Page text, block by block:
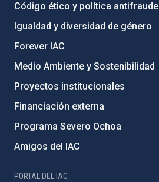
Código ético y política antifraude
Igualdad y diversidad de género
Forever IAC
Medio Ambiente y Sostenibilidad
Proyectos institucionales
Financiación externa
Programa Severo Ochoa
Amigos del IAC
PORTAL DEL IAC